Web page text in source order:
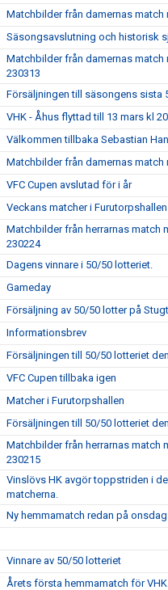
Matchbilder från damernas match
Säsongsavslutning och historisk
Matchbilder från damernas match
230313
Försäljningen till säsongens sista
VHK - Åhus flyttad till 13 mars kl
Välkommen tillbaka Sebastian
Matchbilder från damernas match
VFC Cupen avslutad för i år
Veckans matcher i Furutorpshallen
Matchbilder från herrarnas match
230224
Dagens vinnare i 50/50 lotteriet.
Gameday
Försäljning av 50/50 lotter på
Informationsbrev
Försäljningen till 50/50 lotteriet
VFC Cupen tillbaka igen
Matcher i Furutorpshallen
Försäljningen till 50/50 lotteriet
Matchbilder från herrarnas match
230215
Vinslövs HK avgör toppstriden i
matcherna.
Ny hemmamatch redan på onsdag
Vinnare av 50/50 lotteriet
Årets första hemmamatch för